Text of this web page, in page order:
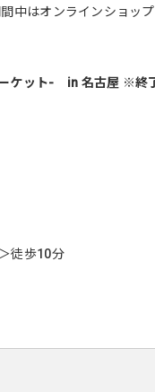
中はオンラインショッ
ケット- in 名古屋 ※終
徒歩10分